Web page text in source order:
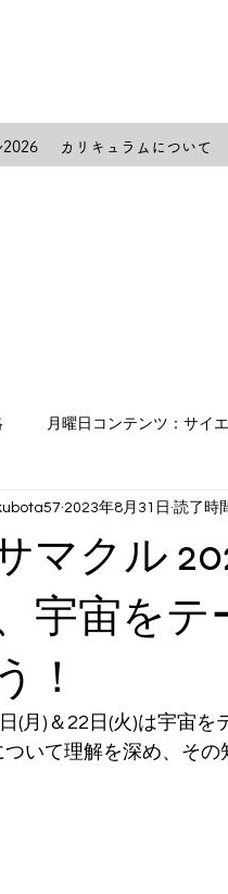
2026 カリキュラムについて
月曜日コンテンツ：サイ
：スポーツ（2021月6月末まで）
：アート 金曜日コンテン
サマクル
宇宙を
！
2023年8月31日 読了時
(月)＆22日(火)は宇宙を
ついて理解を深め、その